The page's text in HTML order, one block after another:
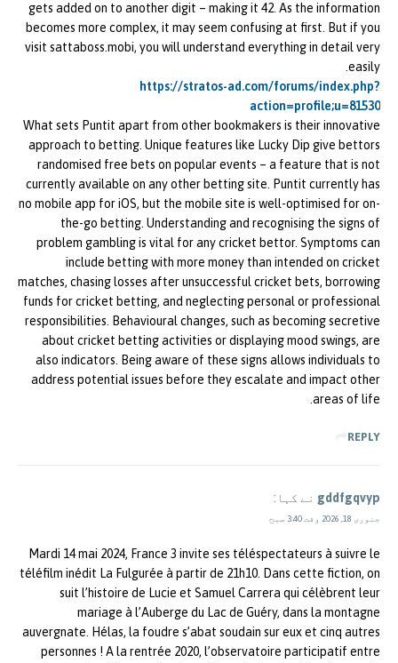
gets added on to another digit – making it 42. As the information
becomes more complex, it may seem confusing at first. But if you
visit sattaboss.mobi, you will understand everything in detail very
easily.
https://stratos-ad.com/forums/index.php?
action=profile;u=81530
What sets Puntit apart from other bookmakers is their innovative
approach to betting. Unique features like Lucky Dip give bettors
randomised free bets on popular events – a feature that is not
currently available on any other betting site. Puntit currently has
no mobile app for iOS, but the mobile site is well-optimised for on-
the-go betting. Understanding and recognising the signs of
problem gambling is vital for any cricket bettor. Symptoms can
include betting with more money than intended on cricket
matches, chasing losses after unsuccessful cricket bets, borrowing
funds for cricket betting, and neglecting personal or professional
responsibilities. Behavioural changes, such as becoming secretive
about cricket betting activities or displaying mood swings, are
also indicators. Being aware of these signs allows individuals to
address potential issues before they escalate and impact other
areas of life.
REPLY
gddfgqvyp نے کہا:
جنوری 18, 2026 وقت 3:40 صبح
Mardi 14 mai 2024, France 3 invite ses téléspectateurs à suivre le
téléfilm inédit La Fulgurée à partir de 21h10. Dans cette fiction, on
suit l’histoire de Lucie et Samuel Carrera qui célèbrent leur
mariage à l’Auberge du Lac de Guéry, dans la montagne
auvergnate. Hélas, la foudre s’abat soudain sur eux et cinq autres
personnes ! A la rentrée 2020, l’observatoire participatif entre